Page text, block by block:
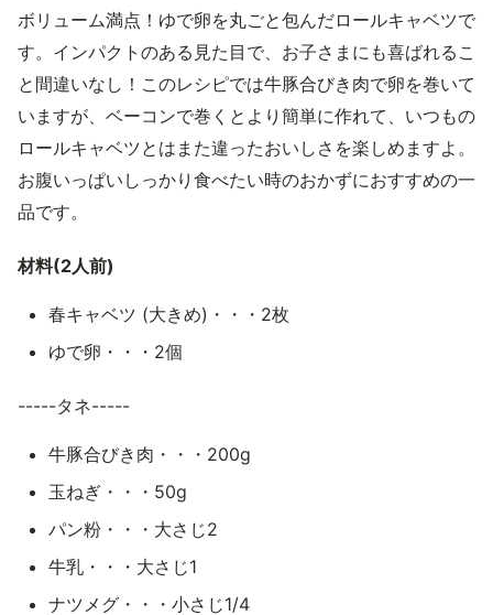
ボリューム満点！ゆで卵を丸ごと包んだロールキャベツで
す。インパクトのある見た目で、お子さまにも喜ばれるこ
と間違いなし！このレシピでは牛豚合びき肉で卵を巻いて
いますが、ベーコンで巻くとより簡単に作れて、いつもの
ロールキャベツとはまた違ったおいしさを楽しめますよ。
お腹いっぱいしっかり食べたい時のおかずにおすすめの一
品です。
材料(2人前)
春キャベツ (大きめ)・・・2枚
ゆで卵・・・2個
-----タネ-----
牛豚合びき肉・・・200g
玉ねぎ・・・50g
パン粉・・・大さじ2
牛乳・・・大さじ1
ナツメグ・・・小さじ1/4